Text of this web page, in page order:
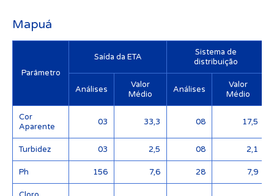
Mapuá
Parâmetro
Saída da ETA
Sistema de
distribuição
Análises
Valor
Médio
Análises
Valor
Médio
Cor
Aparente
03 33,3 08 17,5
Turbidez 03 2,5 08 2,1
Ph 156 7,6 28 7,9